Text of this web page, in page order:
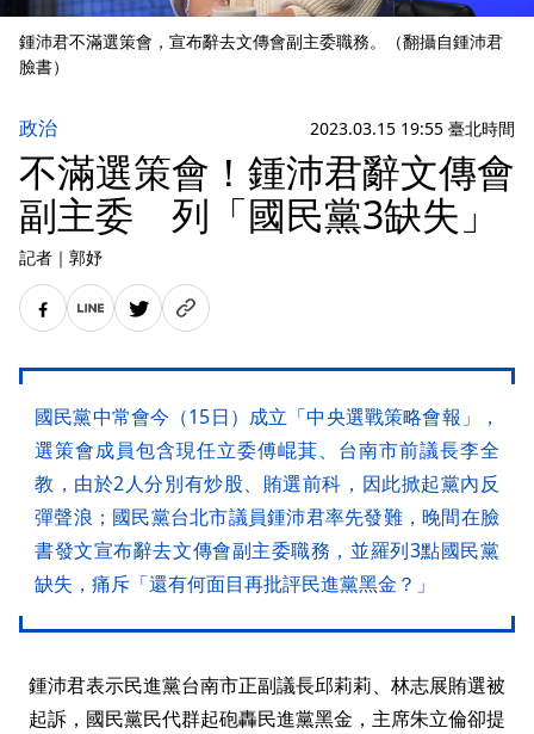
鍾沛君不滿選策會，宣布辭去文傳會副主委職務。（翻攝自鍾沛君
臉書）
政治 2023.03.15 19:55 臺北時間
不滿選策會！鍾沛君辭文傳會
副主委 列「國民黨3缺失」
記者 ｜ 郭妤
國民黨中常會今（15日）成立「中央選戰策略會報」，
選策會成員包含現任立委傅崐萁、台南市前議長李全
教，由於2人分別有炒股、賄選前科，因此掀起黨內反
彈聲浪；國民黨台北市議員鍾沛君率先發難，晚間在臉
書發文宣布辭去文傳會副主委職務，並羅列3點國民黨
缺失，痛斥「還有何面目再批評民進黨黑金？」
鍾沛君表示民進黨台南市正副議長邱莉莉、林志展賄選被
起訴，國民黨民代群起砲轟民進黨黑金，主席朱立倫卻提